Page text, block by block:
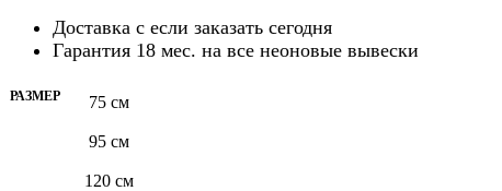
Доставка с если заказать сегодня
Гарантия 18 мес. на все неоновые вывески
РАЗМЕР 75 см
95 см
120 см